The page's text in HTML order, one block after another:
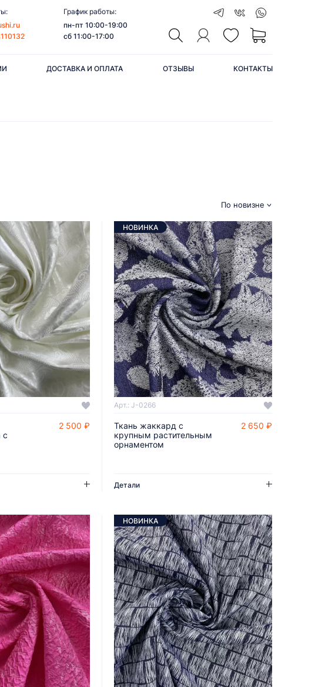
График работы:
пн-пт 10:00-19:00
сб 11:00-17:00
ДОСТАВКА И ОПЛАТА ОТЗЫВЫ КОНТАКТЫ
По новизне
В КОРЗИНУ
с
2 500 ₽
ДОБАВИТЬ В КОРЗИНУ
НОВИНКА
Арт.: J-0266
Ткань жаккард с
крупным растительным
орнаментом
2 650 ₽
Детали
НОВИНКА